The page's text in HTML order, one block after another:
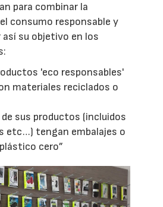
para combinar la
consumo responsable y
su objetivo en los
'eco responsables'
materiales reciclados o
sus productos (incluidos
etc…) tengan embalajes o
cero”